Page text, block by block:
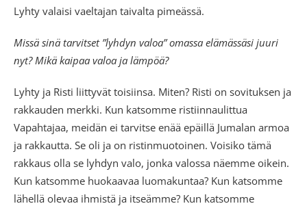
Lyhty valaisi vaeltajan taivalta pimeässä.
Missä sinä tarvitset ”lyhdyn valoa” omassa elämässäsi juuri
nyt? Mikä kaipaa valoa ja lämpöä?
Lyhty ja Risti liittyvät toisiinsa. Miten? Risti on sovituksen ja
rakkauden merkki. Kun katsomme ristiinnaulittua
Vapahtajaa, meidän ei tarvitse enää epäillä Jumalan armoa
ja rakkautta. Se oli ja on ristinmuotoinen. Voisiko tämä
rakkaus olla se lyhdyn valo, jonka valossa näemme oikein.
Kun katsomme huokaavaa luomakuntaa? Kun katsomme
lähellä olevaa ihmistä ja itseämme? Kun katsomme